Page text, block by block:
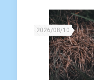
2026/08/10